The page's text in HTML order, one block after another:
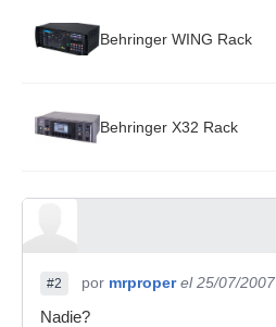
Behringer WING Rack
Behringer X32 Rack
#2 por mrproper el 25/07/2007
Nadie?